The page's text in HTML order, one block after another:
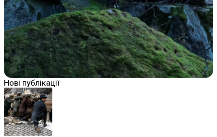
Нові публікації